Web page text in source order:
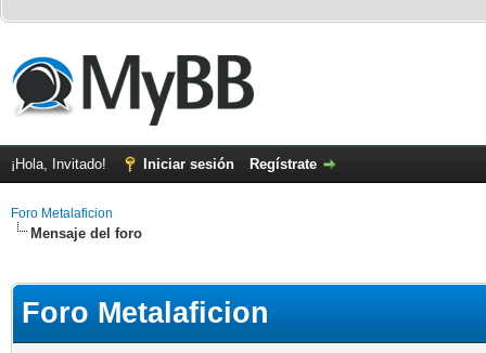
¡Hola, Invitado! Iniciar sesión Regístrate
Foro Metalaficion
Mensaje del foro
Foro Metalaficion